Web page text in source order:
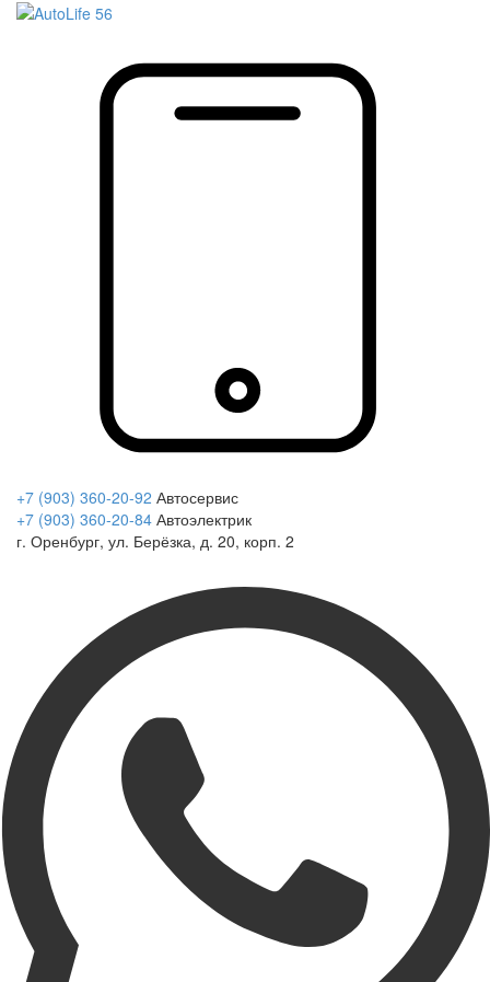
+7 (903) 360-20-92 Автосервис
+7 (903) 360-20-84 Автоэлектрик
г. Оренбург, ул. Берёзка, д. 20, корп. 2